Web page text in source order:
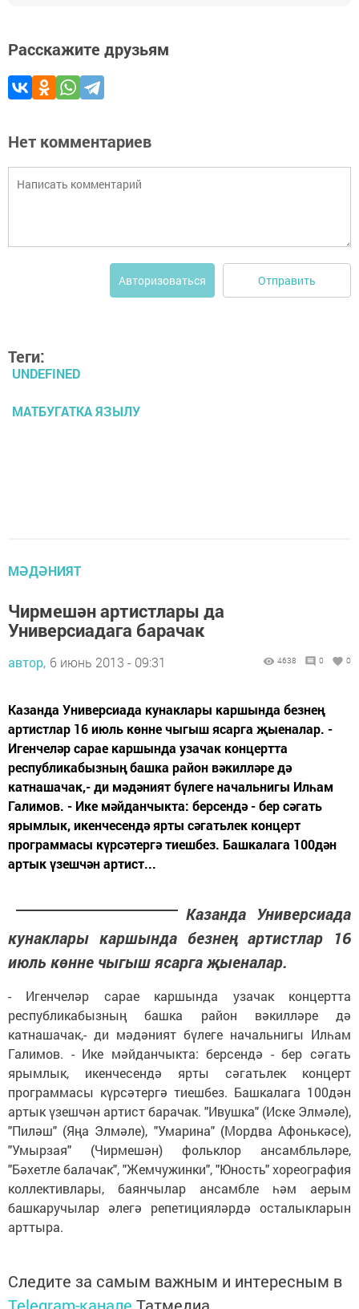
Расскажите друзьям
Нет комментариев
Авторизоваться Отправить
Теги:
UNDEFINED
МАТБУГАТКА ЯЗЫЛУ
МӘДӘНИЯТ
Чирмешән артистлары да
Универсиадага барачак
автор, 6 июнь 2013 - 09:31 4638 0 0
Казанда Универсиада кунаклары каршында безнең
артистлар 16 июль көнне чыгыш ясарга җыеналар. -
Игенчеләр сарае каршында узачак концертта
республикабызның башка район вәкилләре дә
катнашачак,- ди мәдәният бүлеге начальнигы Илһам
Галимов. - Ике мәйданчыкта: берсендә - бер сәгать
ярымлык, икенчесендә ярты сәгатьлек концерт
программасы күрсәтергә тиешбез. Башкалага 100дән
артык үзешчән артист...
Казанда Универсиада
кунаклары каршында безнең артистлар 16
июль көнне чыгыш ясарга җыеналар.
- Игенчеләр сарае каршында узачак концертта
республикабызның башка район вәкилләре дә
катнашачак,- ди мәдәният бүлеге начальнигы Илһам
Галимов. - Ике мәйданчыкта: берсендә - бер сәгать
ярымлык, икенчесендә ярты сәгатьлек концерт
программасы күрсәтергә тиешбез. Башкалага 100дән
артык үзешчән артист барачак. "Ивушка" (Иске Элмәле),
"Пиләш" (Яңа Элмәле), "Умарина" (Мордва Афонькәсе),
"Умырзая" (Чирмешән) фольклор ансамбльләре,
"Бәхетле балачак", "Жемчужинки", "Юность" хореография
коллективлары, баянчылар ансамбле һәм аерым
башкаручылар әлегә репетицияләрдә осталыкларын
арттыра.
Следите за самым важным и интересным в